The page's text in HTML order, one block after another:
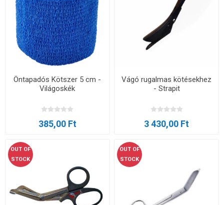
Öntapadós Kötszer 5 cm -
Világoskék
385,00 Ft
Vágó rugalmas kötésekhez
- Strapit
3 430,00 Ft
OUT OF
STOCK
OUT OF
STOCK